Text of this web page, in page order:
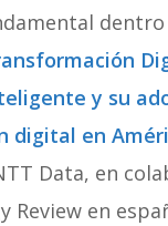
dentro
y su
digital en
Data, en
Review en